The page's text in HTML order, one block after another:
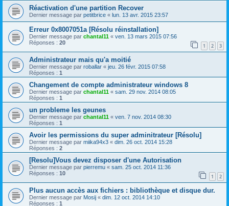
Réactivation d'une partition Recover
Dernier message par petitbrice « lun. 13 avr. 2015 23:57
Erreur 0x8007051a [Résolu réinstallation]
Dernier message par chantal11 « ven. 13 mars 2015 07:56
Réponses : 20 1 2 3
Administrateur mais qu'a moitié
Dernier message par roballar « jeu. 26 févr. 2015 07:58
Réponses : 1
Changement de compte administrateur windows 8
Dernier message par chantal11 « sam. 29 nov. 2014 08:05
Réponses : 1
un probleme les geunes
Dernier message par chantal11 « ven. 7 nov. 2014 08:30
Réponses : 1
Avoir les permissions du super adminitrateur [Résolu]
Dernier message par miika94x3 « dim. 26 oct. 2014 15:28
Réponses : 2
[Resolu]Vous devez disposer d'une Autorisation
Dernier message par pierremu « sam. 25 oct. 2014 11:36
Réponses : 10 1 2
Plus aucun accès aux fichiers : bibliothèque et disque dur.
Dernier message par Mosij « dim. 12 oct. 2014 14:10
Réponses : 1